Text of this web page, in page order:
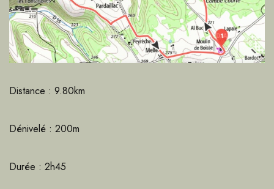
Distance : 9.80km
Dénivelé : 200m
Durée : 2h45